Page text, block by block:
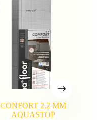
CONFORT 2,2 MM
AQUASTOP